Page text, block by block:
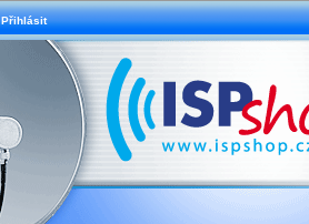
Přihlásit